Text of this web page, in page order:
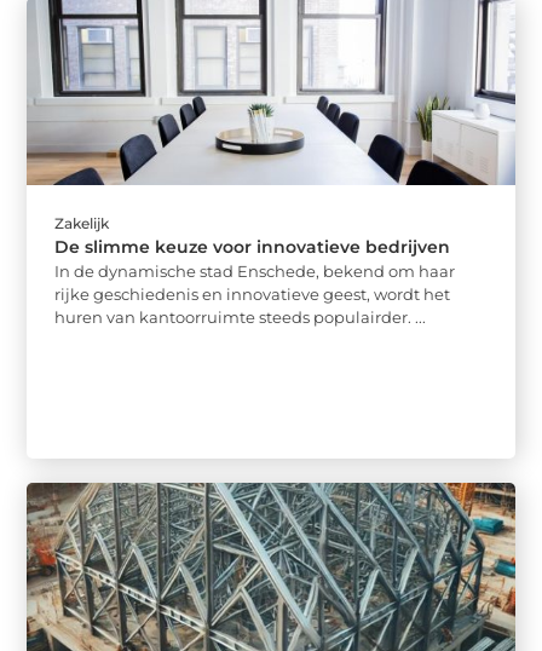
Zakelijk
De slimme keuze voor innovatieve bedrijven
In de dynamische stad Enschede, bekend om haar
rijke geschiedenis en innovatieve geest, wordt het
huren van kantoorruimte steeds populairder. ...